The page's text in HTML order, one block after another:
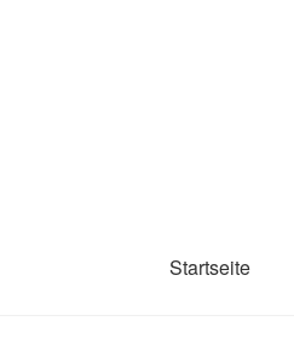
Startseite